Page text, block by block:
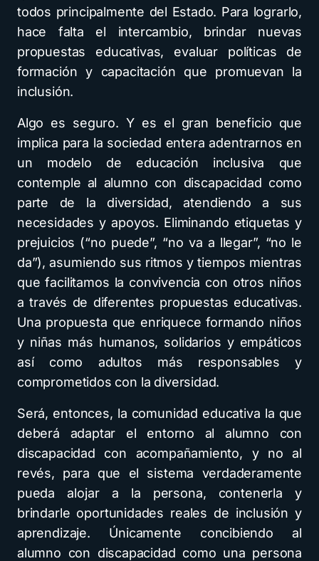
todos principalmente del Estado. Para lograrlo,
hace falta el intercambio, brindar nuevas
propuestas educativas, evaluar políticas de
formación y capacitación que promuevan la
inclusión.
Algo es seguro. Y es el gran beneficio que
implica para la sociedad entera adentrarnos en
un modelo de educación inclusiva que
contemple al alumno con discapacidad como
parte de la diversidad, atendiendo a sus
necesidades y apoyos. Eliminando etiquetas y
prejuicios (“no puede”, “no va a llegar”, “no le
da”), asumiendo sus ritmos y tiempos mientras
que facilitamos la convivencia con otros niños
a través de diferentes propuestas educativas.
Una propuesta que enriquece formando niños
y niñas más humanos, solidarios y empáticos
así como adultos más responsables y
comprometidos con la diversidad.
Será, entonces, la comunidad educativa la que
deberá adaptar el entorno al alumno con
discapacidad con acompañamiento, y no al
revés, para que el sistema verdaderamente
pueda alojar a la persona, contenerla y
brindarle oportunidades reales de inclusión y
aprendizaje. Únicamente concibiendo al
alumno con discapacidad como una persona